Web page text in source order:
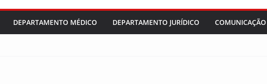
DEPARTAMENTO MÉDICO DEPARTAMENTO JURÍDICO COMUNICAÇÃO